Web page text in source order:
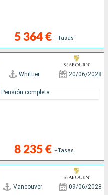
5 364 € +Tasas
Whittier 20/06/2028
8 235 € +Tasas
Pensión completa
Vancouver 09/06/2028